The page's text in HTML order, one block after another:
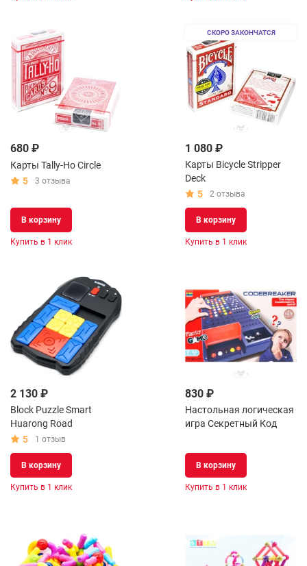
680 ₽
Карты Tally-Ho Circle
5
3 отзыва
В корзину
Купить в 1 клик
СКОРО ЗАКОНЧАТСЯ
1 080 ₽
Карты Bicycle Stripper
Deck
5
2 отзыва
В корзину
Купить в 1 клик
2 130 ₽
Block Puzzle Smart
Huarong Road
5
1 отзыв
В корзину
Купить в 1 клик
830 ₽
Настольная логическая
игра Секретный Код
В корзину
Купить в 1 клик